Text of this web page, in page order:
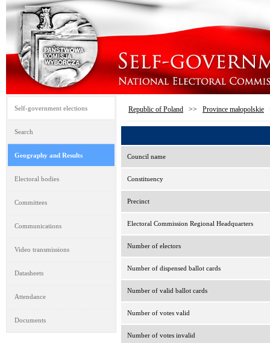
Self-government elections
Search
Geography and Results
Electoral bodies
Committees
Communications
Video transmissions
Datasheets
Attendance
Documents
Republic of Poland >> Province małopolskie
Council name
Constituency
Precinct
Electoral Commission Regional Headquarters
Number of electors
Number of dispensed ballot cards
Number of valid ballot cards
Number of votes valid
Number of votes invalid